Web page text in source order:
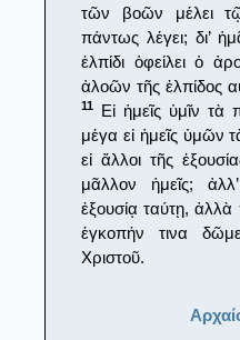
τῶν βοῶν μέλει
πάντως λέγει; δι’
ἐλπίδι ὀφείλει ὁ
ἀλοῶν τῆς ἐλπίδος
11
Εἰ ἡμεῖς ὑμῖν τὰ
μέγα εἰ ἡμεῖς ὑμῶν
εἰ ἄλλοι τῆς
μᾶλλον ἡμεῖς;
ἐξουσίᾳ ταύτῃ,
ἐγκοπήν τινα
Χριστοῦ.